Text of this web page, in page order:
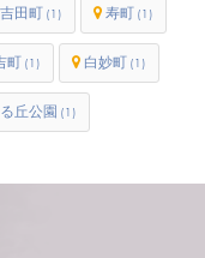
田町 (1) 寿町 (1)
町 (1) 白妙町 (1)
丘公園 (1)